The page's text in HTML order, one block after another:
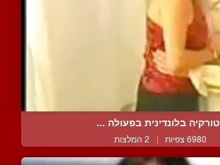
טורקיה בלונדינית בפעולה ...
6980 צפיות | 2 המלצות